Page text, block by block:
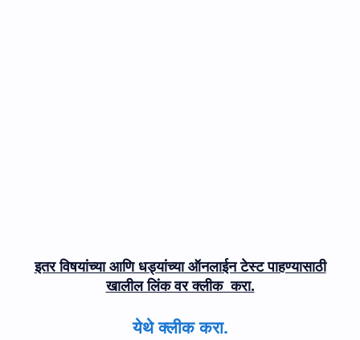
इतर विषयांच्या आणि धड्यांच्या ऑनलाईन टेस्ट पाहण्यासाठी
खालील लिंक वर क्लीक करा.
येथे क्लीक करा.